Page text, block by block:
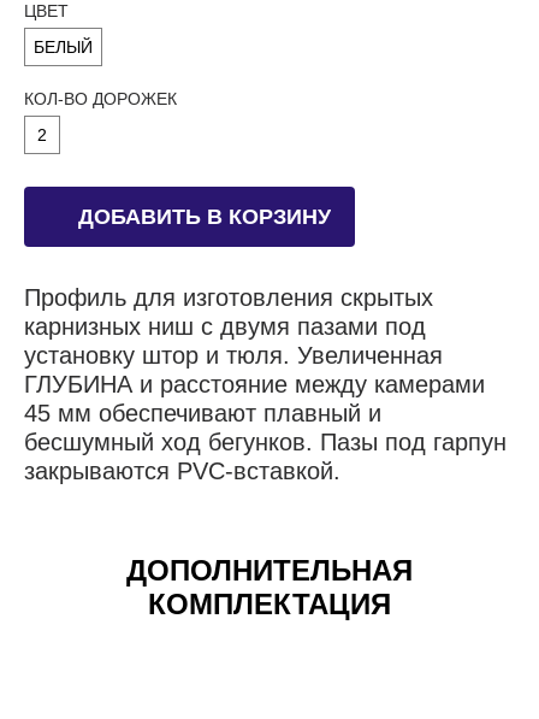
ЦВЕТ
БЕЛЫЙ
КОЛ-ВО ДОРОЖЕК
2
ДОБАВИТЬ В КОРЗИНУ
Профиль для изготовления скрытых
карнизных ниш с двумя пазами под
установку штор и тюля. Увеличенная
ГЛУБИНА и расстояние между камерами
45 мм обеспечивают плавный и
бесшумный ход бегунков. Пазы под гарпун
закрываются PVC-вставкой.
ДОПОЛНИТЕЛЬНАЯ
КОМПЛЕКТАЦИЯ